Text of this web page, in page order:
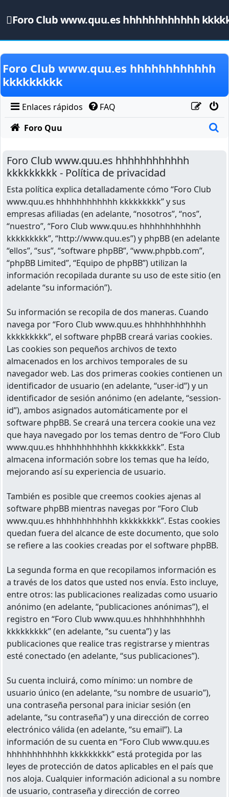
Foro Club www.quu.es hhhhhhhhhhhh
Obviar
Foro Club www.quu.es hhhhhhhhhhhh
kkkkkkkkk
Enlaces rápidos
FAQ
Foro Quu
Foro Club www.quu.es hhhhhhhhhhhh
kkkkkkkkk - Política de privacidad
Esta política explica detalladamente cómo “Foro Club
www.quu.es hhhhhhhhhhhh kkkkkkkkk” y sus
empresas afiliadas (en adelante, “nosotros”, “nos”,
“nuestro”, “Foro Club www.quu.es hhhhhhhhhhhh
kkkkkkkkk”, “http://www.quu.es”) y phpBB (en adelante
“ellos”, “sus”, “software phpBB”, “www.phpbb.com”,
“phpBB Limited”, “Equipo de phpBB”) utilizan la
información recopilada durante su uso de este sitio (en
adelante “su información”).
Su información se recopila de dos maneras. Cuando
navega por “Foro Club www.quu.es hhhhhhhhhhhh
kkkkkkkkk”, el software phpBB creará varias cookies.
Las cookies son pequeños archivos de texto
almacenados en los archivos temporales de su
navegador web. Las dos primeras cookies contienen un
identificador de usuario (en adelante, “user-id”) y un
identificador de sesión anónimo (en adelante, “session-
id”), ambos asignados automáticamente por el
software phpBB. Se creará una tercera cookie una vez
que haya navegado por los temas dentro de “Foro Club
www.quu.es hhhhhhhhhhhh kkkkkkkkk”. Esta
almacena información sobre los temas que ha leído,
mejorando así su experiencia de usuario.
También es posible que creemos cookies ajenas al
software phpBB mientras navegas por “Foro Club
www.quu.es hhhhhhhhhhhh kkkkkkkkk”. Estas cookies
quedan fuera del alcance de este documento, que solo
se refiere a las cookies creadas por el software phpBB.
La segunda forma en que recopilamos información es
a través de los datos que usted nos envía. Esto incluye,
entre otros: las publicaciones realizadas como usuario
anónimo (en adelante, “publicaciones anónimas”), el
registro en “Foro Club www.quu.es hhhhhhhhhhhh
kkkkkkkkk” (en adelante, “su cuenta”) y las
publicaciones que realice tras registrarse y mientras
esté conectado (en adelante, “sus publicaciones”).
Su cuenta incluirá, como mínimo: un nombre de
usuario único (en adelante, “su nombre de usuario”),
una contraseña personal para iniciar sesión (en
adelante, “su contraseña”) y una dirección de correo
electrónico válida (en adelante, “su email”). La
información de su cuenta en “Foro Club www.quu.es
hhhhhhhhhhhh kkkkkkkkk” está protegida por las
leyes de protección de datos aplicables en el país que
nos aloja. Cualquier información adicional a su nombre
de usuario, contraseña y dirección de correo